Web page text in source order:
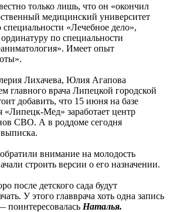
только лишь, что он «окончил
медицинский университет
«Лечебное дело»,
по специальности
Имеет опыт
Лихачева, Юлия Агапова
главного врача Липецкой городской
добавить, что 15 июня на базе
«Липецк-Мед» заработает центр
СВО. А в роддоме сегодня
выписка.
внимание на молодость
строить версии о его назначении.
после детского сада будут
У этого главврача хоть одна запись
поинтересовалась Наталья.